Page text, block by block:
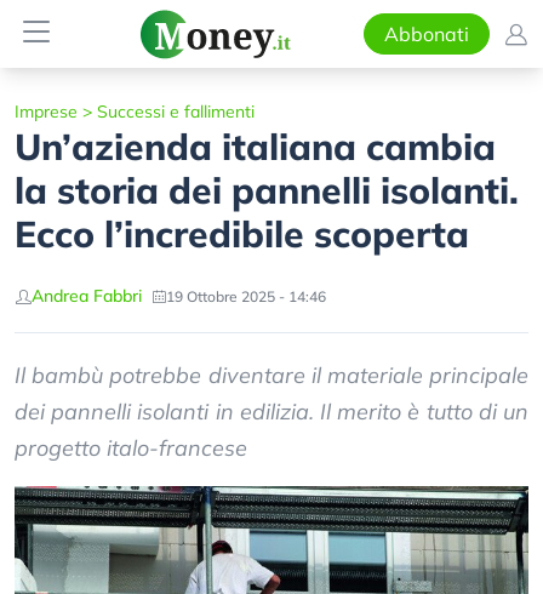
Abbonati
Imprese > Successi e fallimenti
Un’azienda italiana cambia
la storia dei pannelli isolanti.
Ecco l’incredibile scoperta
Andrea Fabbri 19 Ottobre 2025 - 14:46
Il bambù potrebbe diventare il materiale principale
dei pannelli isolanti in edilizia. Il merito è tutto di un
progetto italo-francese